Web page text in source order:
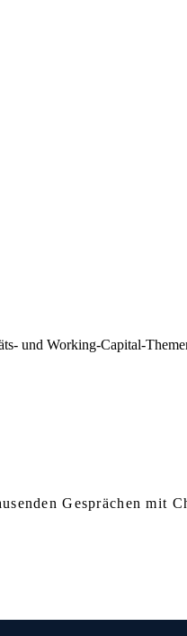
und Working-Capital-
Gesprächen